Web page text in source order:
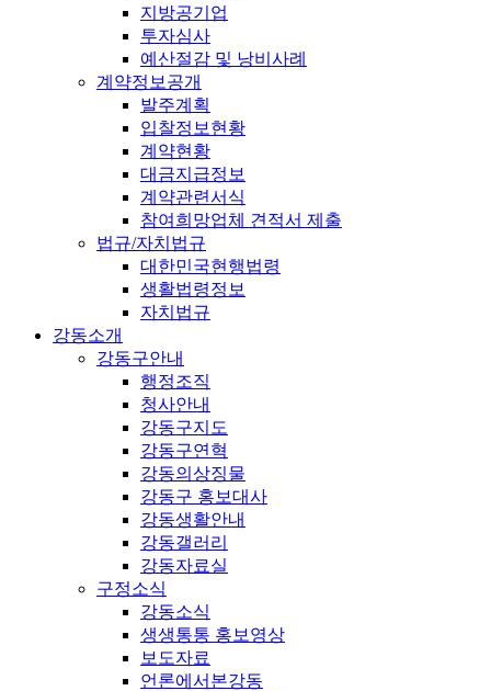
지방공기업
투자심사
예산절감 및 낭비사례
계약정보공개
발주계획
입찰정보현황
계약현황
대금지급정보
계약관련서식
참여희망업체 견적서 제출
법규/자치법규
대한민국현행법령
생활법령정보
자치법규
강동소개
강동구안내
행정조직
청사안내
강동구지도
강동구연혁
강동의상징물
강동구 홍보대사
강동생활안내
강동갤러리
강동자료실
구정소식
강동소식
생생통통 홍보영상
보도자료
언론에서본강동